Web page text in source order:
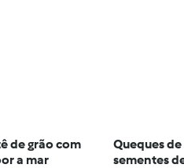
de grão com
a mar
Queques
sementes